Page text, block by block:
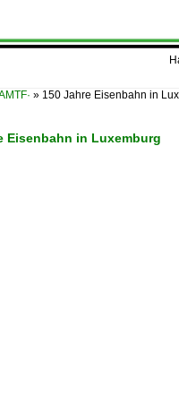
» 150 Jahre Eisenbahn in
Eisenbahn in Luxemburg